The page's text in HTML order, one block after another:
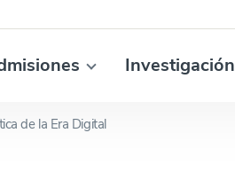
Investigación
de la Era Digital